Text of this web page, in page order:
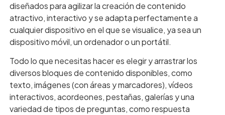
diseñados para agilizar la creación de contenido
atractivo, interactivo y se adapta perfectamente a
cualquier dispositivo en el que se visualice, ya sea un
dispositivo móvil, un ordenador o un portátil.
Todo lo que necesitas hacer es elegir y arrastrar los
diversos bloques de contenido disponibles, como
texto, imágenes (con áreas y marcadores), vídeos
interactivos, acordeones, pestañas, galerías y una
variedad de tipos de preguntas, como respuesta